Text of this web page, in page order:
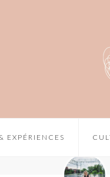
EXPÉRIENCES